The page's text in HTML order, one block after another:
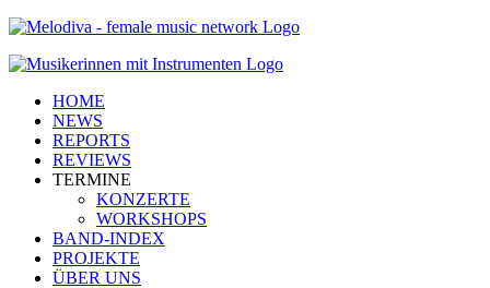
HOME
NEWS
REPORTS
REVIEWS
TERMINE
KONZERTE
WORKSHOPS
BAND-INDEX
PROJEKTE
ÜBER UNS